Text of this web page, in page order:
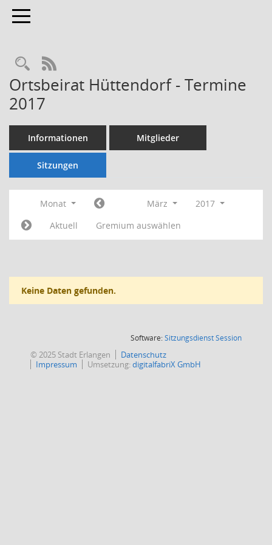
Toggle navigation
Rechercheauswahl
RSS-Feed
Ortsbeirat Hüttendorf - Termine
2017
Informationen Mitglieder
Sitzungen
Monat März
2017
Aktuell
Gremium auswählen
Keine Daten gefunden.
Software:SitzungsdienstSession(Wird in
© 2025 Stadt Erlangen
Datenschutz
Impressum
Umsetzung:digitalfabriX GmbH